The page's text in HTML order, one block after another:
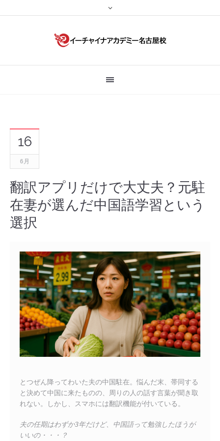
16
6月
翻訳アプリだけで大丈夫？元駐
在妻が選んだ中国語学習という
選択
とつぜん降ってわいた夫の中国駐在。悩んだ末、帯同する
と決めて中国に来たものの、周りの人の話す言葉が聞き取
れない。しかし、スマホには翻訳機能が付いている。
夫の任期はわずか3年だけど、中国語って勉強したほうが
いいの・・・？